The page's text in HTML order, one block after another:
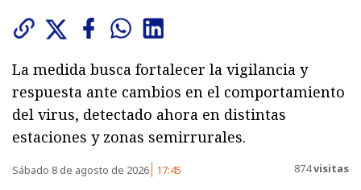
La medida busca fortalecer la vigilancia y
respuesta ante cambios en el comportamiento
del virus, detectado ahora en distintas
estaciones y zonas semirrurales.
Sábado 8 de agosto de 2026 17:45 874visitas